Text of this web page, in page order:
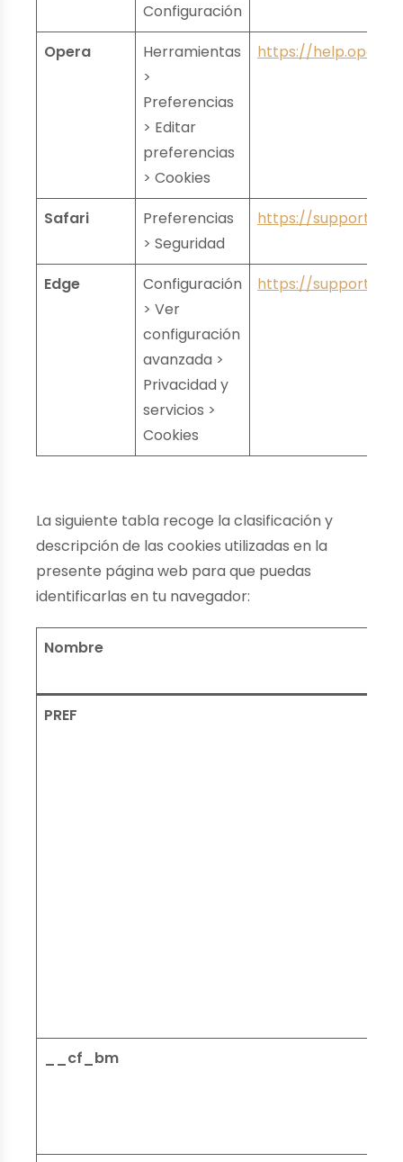
Configuración
Opera
Herramientas
>
Preferencias
> Editar
preferencias
> Cookies
https://
Safari
Preferencias
> Seguridad
https://
Edge
Configuración
> Ver
configuración
avanzada >
Privacidad y
servicios >
Cookies
https://
La siguiente tabla recoge la clasificación y
descripción de las cookies utilizadas en la
presente página web para que puedas
identificarlas en tu navegador:
Nombre
PREF
__cf_bm